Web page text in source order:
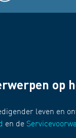
op
leven en
en de